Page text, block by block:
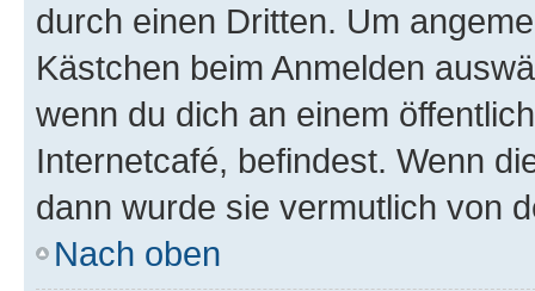
durch einen Dritten. Um
Kästchen beim Anmelden
wenn du dich an einem
Internetcafé, befindest. Wenn
dann wurde sie vermutlich von
Nach oben